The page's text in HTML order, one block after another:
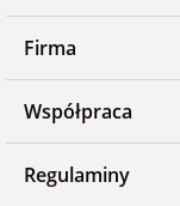
Firma
Współpraca
Regulaminy